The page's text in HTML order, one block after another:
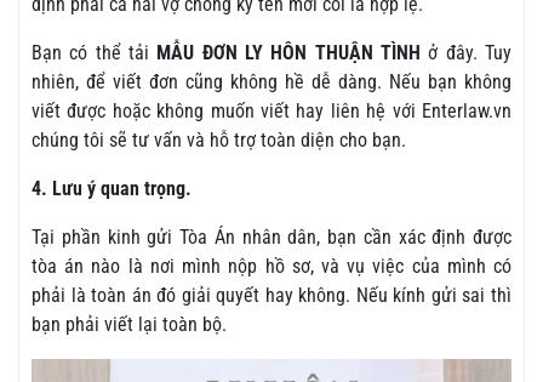
Bạn có thể tải MẪU ĐƠN LY HÔN THUẬN TÌNH ở đây. Tuy
nhiên, để viết đơn cũng không hề dễ dàng. Nếu bạn không
viết được hoặc không muốn viết hay liên hệ với Enterlaw.vn
chúng tôi sẽ tư vấn và hỗ trợ toàn diện cho bạn.
4. Lưu ý quan trọng.
Tại phần kinh gửi Tòa Án nhân dân, bạn cần xác định được
tòa án nào là nơi mình nộp hồ sơ, và vụ việc của mình có
phải là toàn án đó giải quyết hay không. Nếu kính gửi sai thì
bạn phải viết lại toàn bộ.